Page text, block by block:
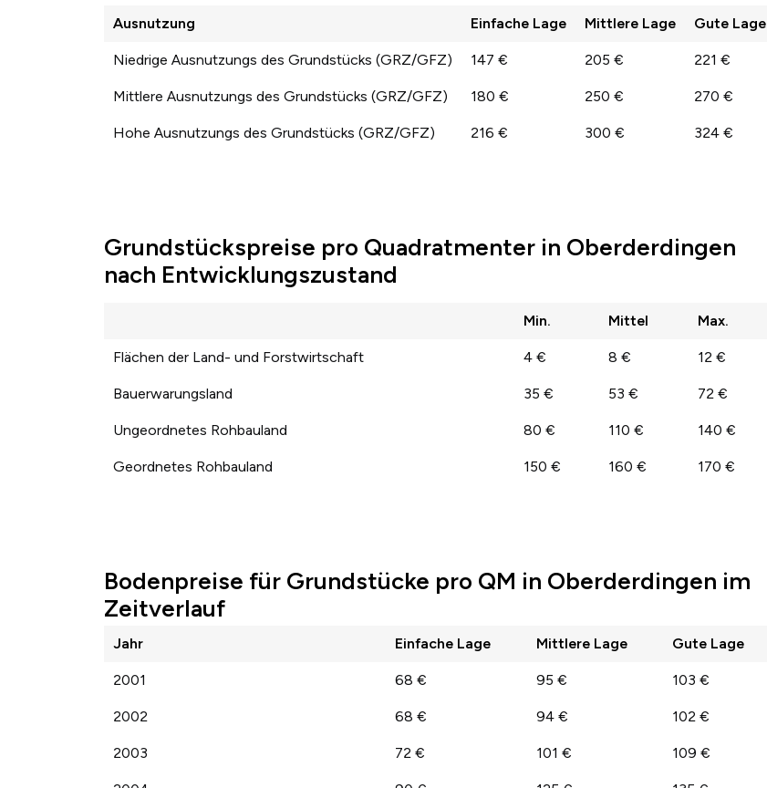
Ausnutzung Einfache Lage Mittlere Lage Gute Lage
Niedrige Ausnutzungs des Grundstücks (GRZ/GFZ) 147 € 205 € 221 €
Mittlere Ausnutzungs des Grundstücks (GRZ/GFZ) 180 € 250 € 270 €
Hohe Ausnutzungs des Grundstücks (GRZ/GFZ) 216 € 300 € 324 €
Grundstückspreise pro Quadratmenter in Oberderdingen
nach Entwicklungszustand
Min. Mittel Max.
Flächen der Land- und Forstwirtschaft 4 € 8 € 12 €
Bauerwarungsland 35 € 53 € 72 €
Ungeordnetes Rohbauland 80 € 110 € 140 €
Geordnetes Rohbauland 150 € 160 € 170 €
Bodenpreise für Grundstücke pro QM in Oberderdingen im
Zeitverlauf
Jahr Einfache Lage Mittlere Lage Gute Lage
2001 68 € 95 € 103 €
2002 68 € 94 € 102 €
2003 72 € 101 € 109 €